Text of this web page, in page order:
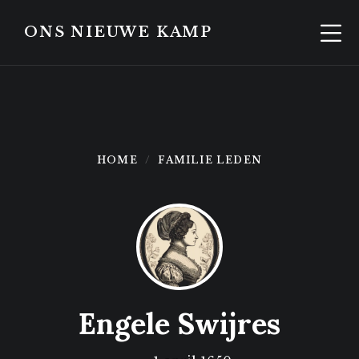
content
footerONS NIEUWE KAMP
HOME FAMILIE LEDEN
Engele Swijres